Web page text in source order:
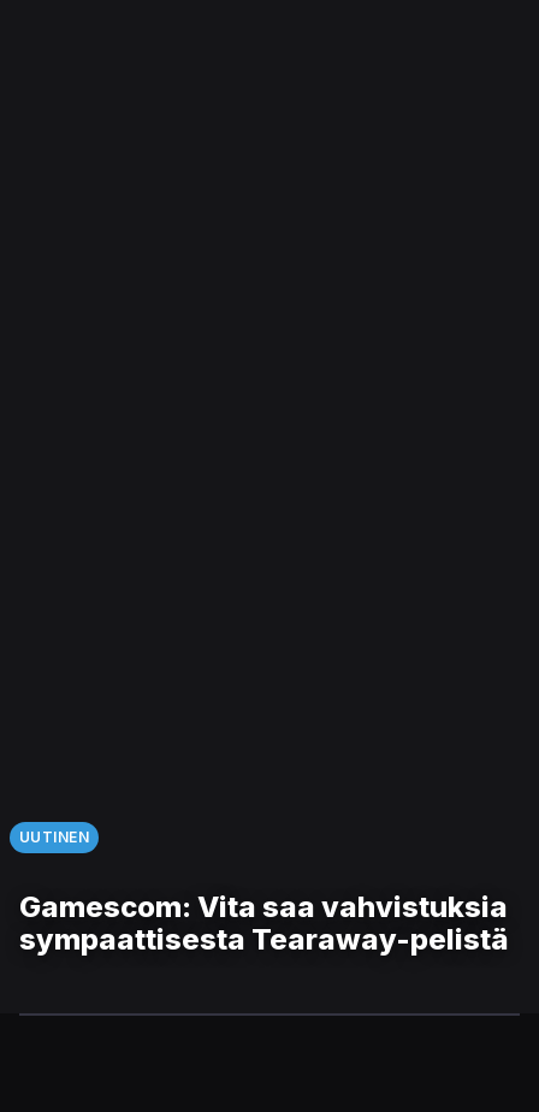
UUTINEN
Gamescom: Vita saa vahvistuksia
sympaattisesta Tearaway-pelistä